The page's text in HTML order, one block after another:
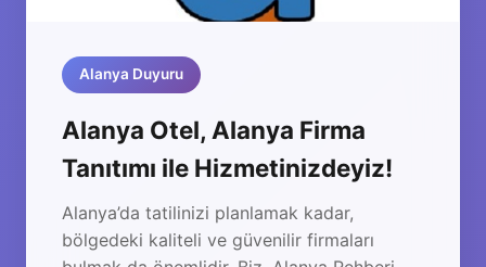
Alanya Duyuru
Alanya Otel, Alanya Firma
Tanıtımı ile Hizmetinizdeyiz!
Alanya’da tatilinizi planlamak kadar,
bölgedeki kaliteli ve güvenilir firmaları